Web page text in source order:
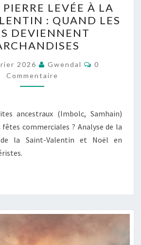
DE
LA
PIERRE
LEVÉE
À
LA
SAINT-
:
QUAND
LES
LEVÉE À LA
: QUAND LES
DEVIENNENT
2026 Gwendal
0
Commentaire
ancestraux (Imbolc, Samhain)
fêtes commerciales ? Analyse de la
la Saint-Valentin et Noël en